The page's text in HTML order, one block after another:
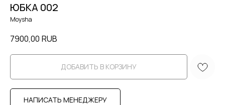
ЮБКА 002
Moysha
7900,00 RUB
ДОБАВИТЬ В КОРЗИНУ
НАПИСАТЬ МЕНЕДЖЕРУ